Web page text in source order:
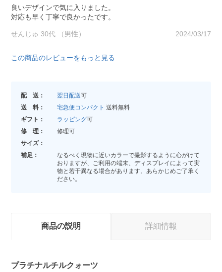
良いデザインで気に入りました。
対応も早く丁寧で良かったです。
せんじゅ 30代 （男性） 2024/03/17
この商品のレビューをもっと見る
配 送： 翌日配送可
送 料：
宅急便コンパクト 送料無料
ギフト：
ラッピング可
修 理：
修理可
サイズ：
補足：
なるべく現物に近いカラーで撮影するように心がけて
おりますが、ご利用の端末、ディスプレイによって実
物と若干異なる場合があります。あらかじめご了承く
ださい。
商品の説明 詳細情報
プラチナルチルクォーツ